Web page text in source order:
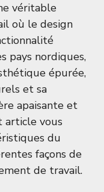
véritable
où le design
pays nordiques,
épurée,
et sa
apaisante et
article vous
du
façons de
de travail.